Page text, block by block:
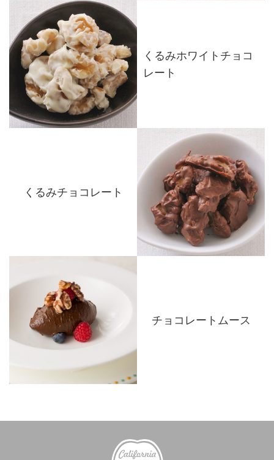
くるみホワイトチョコ
レート
くるみチョコレート
チョコレートムース